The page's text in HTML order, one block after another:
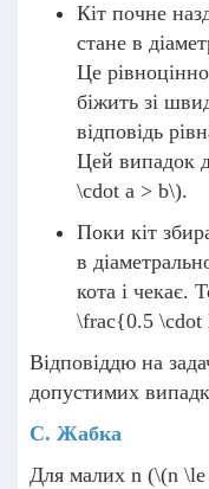
Кіт почне
стане в
Це рівноцінно
біжить зі
відповідь
Цей випадок
\cdot a > b\).
Поки кіт
в
кота і чекає.
\frac{0.5
Відповіддю на
допустимих
С. Жабка
Для малих n (\(n